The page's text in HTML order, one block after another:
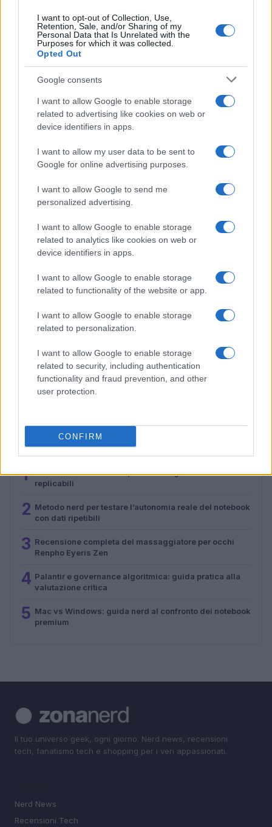
I want to opt-out of Collection, Use,
Retention, Sale, and/or Sharing of my
Personal Data that Is Unrelated with the
Purposes for which it was collected.
Opted Out
Google consents
I want to allow Google to enable storage
related to advertising like cookies on web or
device identifiers in apps.
I want to allow my user data to be sent to
Google for online advertising purposes.
I want to allow Google to send me
personalized advertising.
I want to allow Google to enable storage
related to analytics like cookies on web or
device identifiers in apps.
I want to allow Google to enable storage
related to functionality of the website or app.
I want to allow Google to enable storage
related to personalization.
I want to allow Google to enable storage
related to security, including authentication
functionality and fraud prevention, and other
user protection.
CONFIRM
Metodo nerd per testare l’autonomia reale del
notebook con dati ripetibili
Andrea Conforti · 31 Lug 2026
RECENSIONI TECH
Recensione completa del massaggiatore per occhi
Renpho Eyeris Zen
Andrea Conforti · 29 Lug 2026
1
Workflow di laboratorio per test fotografici e video
replicabili
2 Metodo nerd per testare l’autonomia reale del notebook
con dati ripetibili
3 Recensione completa del massaggiatore per occhi
Renpho Eyeris Zen
4 Palantir e governance algoritmica: guida pratica alla
valutazione critica
5 Mac vs Windows: guida nerd al confronto dei notebook
premium
Il tuo universo geek, ogni giorno. Nerd news, recensioni
tech, fanatismo tech e shopping per i veri appassionati.
Nerd News
Recensioni Tech